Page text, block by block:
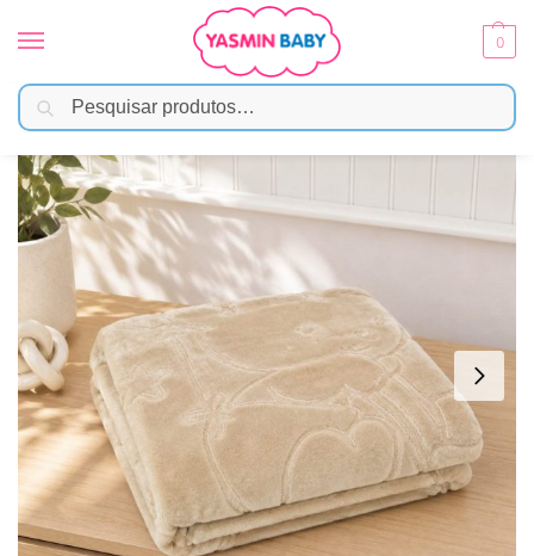
0
Início Enxoval / Mantas e Cobertores